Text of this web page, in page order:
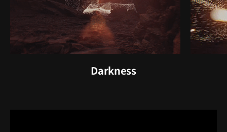
Darkness